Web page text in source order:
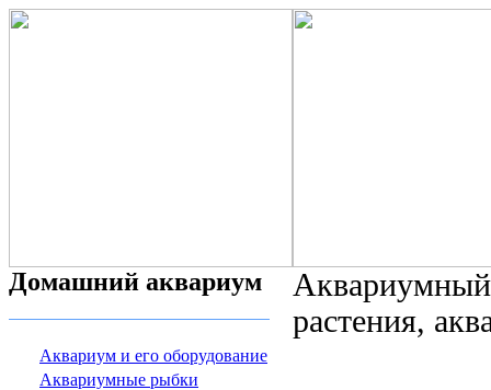
Домашний аквариум
Аквариум и его оборудование
Аквариумные рыбки
растения,